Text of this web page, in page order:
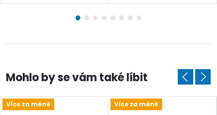
Více za méně Více za méně